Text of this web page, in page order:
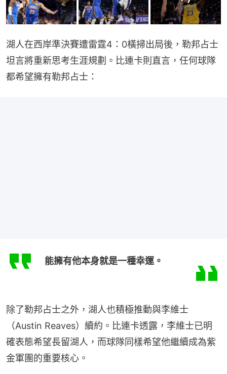
湖人在西岸準決賽遭雷霆4：0橫掃出局後，勒邦占士
坦言將重新思考生涯規劃。比連卡則直言，任何球隊
都希望擁有勒邦占士：
能擁有他本身就是一種幸運。
除了勒邦占士之外，湖人也積極推動與李維士
（Austin Reaves）續約。比連卡透露，李維士已明
確表態希望長留湖人，而球隊同樣希望他繼續成為紫
金軍團的重要核心。